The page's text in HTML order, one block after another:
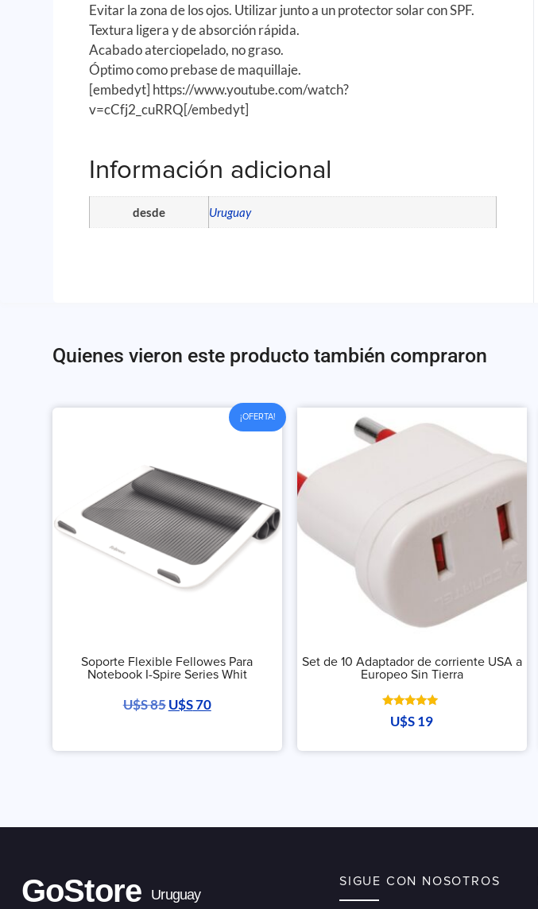
Evitar la zona de los ojos. Utilizar junto a un protector solar con SPF.
Textura ligera y de absorción rápida.
Acabado aterciopelado, no graso.
Óptimo como prebase de maquillaje.
[embedyt] https://www.youtube.com/watch?
v=cCfj2_cuRRQ[/embedyt]
Información adicional
desde Uruguay
Quienes vieron este producto también compraron
¡OFERTA!
Soporte Flexible Fellowes Para
Notebook I-Spire Series Whit
U$S85 U$S70
Set de 10 Adaptador de corriente USA a
Europeo Sin Tierra
Valorado
con
U$S19
GoStore Uruguay
SIGUE CON NOSOTROS